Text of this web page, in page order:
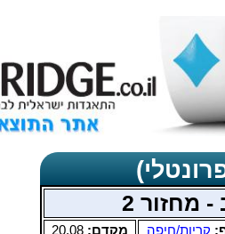
מחזור 2
קריות/חיפה מקדם: 20.08